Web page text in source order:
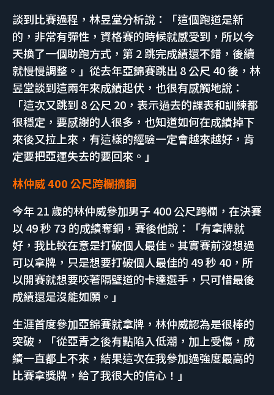
談到比賽過程，林昱堂分析說：「這個跑道是新
的，非常有彈性，資格賽的時候就感受到，所以今
天換了一個助跑方式，第 2 跳完成績還不錯，後續
就慢慢調整。」從去年亞錦賽跳出 8 公尺 40 後，林
昱堂談到這兩年來成績起伏，也很有感觸地說：
「這次又跳到 8 公尺 20，表示過去的課表和訓練都
很穩定，要感謝的人很多，也知道如何在成績掉下
來後又拉上來，有這樣的經驗一定會越來越好，肯
定要把亞運失去的要回來。」
林仲威 400 公尺跨欄摘銅
今年 21 歲的林仲威參加男子 400 公尺跨欄，在決賽
以 49 秒 73 的成績奪銅，賽後他說：「有拿牌就
好，我比較在意是打破個人最佳。其實賽前沒想過
可以拿牌，只是想要打破個人最佳的 49 秒 40，所
以開賽就想要咬著隔壁道的卡達選手，只可惜最後
成績還是沒能如願。」
生涯首度參加亞錦賽就拿牌，林仲威認為是很棒的
突破，「從亞青之後有點陷入低潮，加上受傷，成
績一直都上不來，結果這次在我參加過強度最高的
比賽拿獎牌，給了我很大的信心！」